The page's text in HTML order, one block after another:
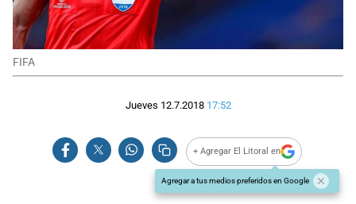
FIFA
Jueves 12.7.2018 17:52
+ Agregar El Litoral en
Agregar a tus medios preferidos en Google